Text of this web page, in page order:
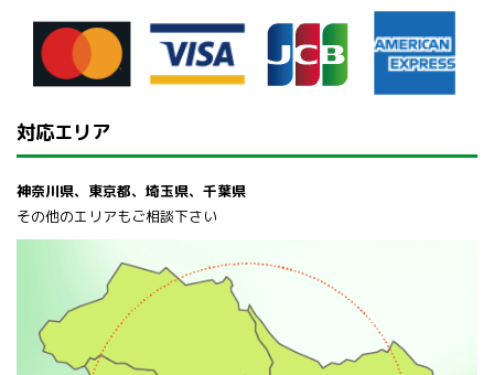
対応エリア
神奈川県、東京都、埼玉県、千葉県
その他のエリアもご相談下さい